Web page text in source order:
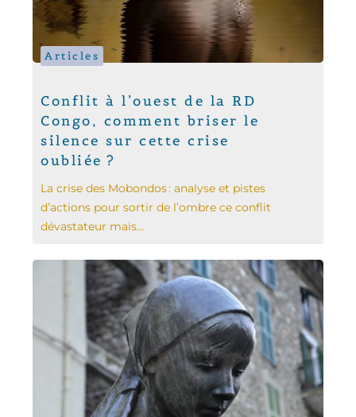
Articles
Conflit à l’ouest de la RD
Congo, comment briser le
silence sur cette crise
oubliée ?
La crise des Mobondos : analyse et pistes
d’actions pour sortir de l’ombre ce conflit
dévastateur mais...